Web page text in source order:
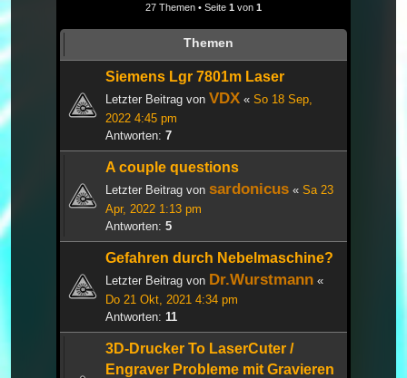
27 Themen • Seite 1 von 1
Themen
Siemens Lgr 7801m Laser
Letzter Beitrag von VDX « So 18 Sep,
2022 4:45 pm
Antworten: 7
A couple questions
Letzter Beitrag von sardonicus « Sa 23
Apr, 2022 1:13 pm
Antworten: 5
Gefahren durch Nebelmaschine?
Letzter Beitrag von Dr.Wurstmann «
Do 21 Okt, 2021 4:34 pm
Antworten: 11
3D-Drucker To LaserCuter /
Engraver Probleme mit Gravieren